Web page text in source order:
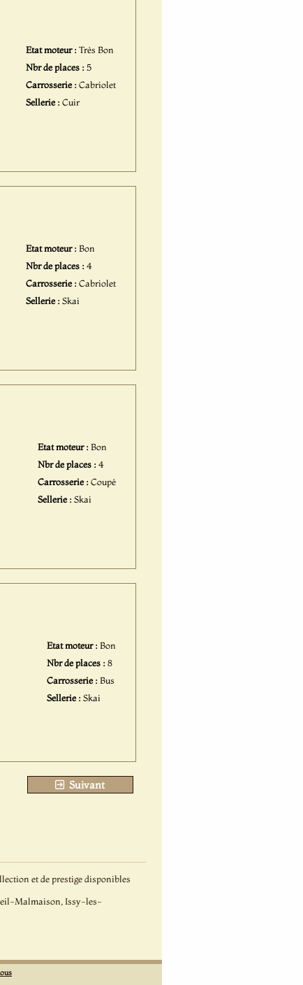
Etat moteur :Très Bon
Nbr de places : 5
Carrosserie :Cabriolet
Sellerie :Cuir
Etat moteur :Bon
Nbr de places :4
Carrosserie :Cabriolet
Sellerie :Skai
Etat moteur :Bon
Nbr de places :4
Carrosserie :Coupé
Sellerie :Skai
Etat moteur :Bon
Nbr de places :8
Carrosserie :Bus
Sellerie :Skai
Suivant
et de prestige disponibles
Malmaison, Issy-les-